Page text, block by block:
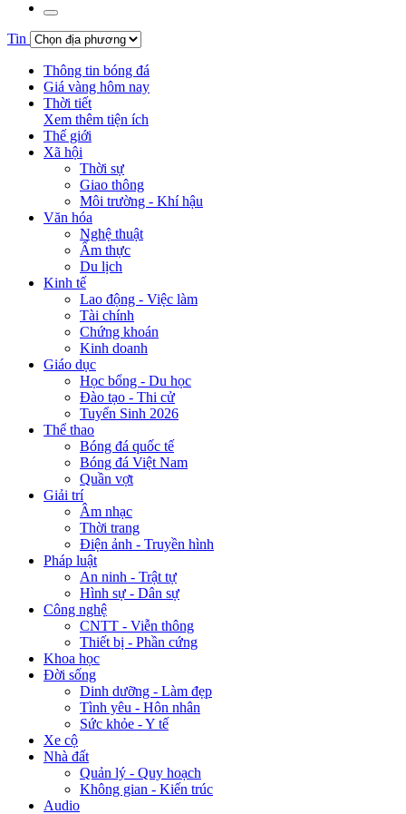
Tin
Thông tin bóng đá
Giá vàng hôm nay
Thời tiết
Xem thêm tiện ích
Thế giới
Xã hội
Thời sự
Giao thông
Môi trường - Khí hậu
Văn hóa
Nghệ thuật
Ẩm thực
Du lịch
Kinh tế
Lao động - Việc làm
Tài chính
Chứng khoán
Kinh doanh
Giáo dục
Học bổng - Du học
Đào tạo - Thi cử
Tuyển Sinh 2026
Thể thao
Bóng đá quốc tế
Bóng đá Việt Nam
Quần vợt
Giải trí
Âm nhạc
Thời trang
Điện ảnh - Truyền hình
Pháp luật
An ninh - Trật tự
Hình sự - Dân sự
Công nghệ
CNTT - Viễn thông
Thiết bị - Phần cứng
Khoa học
Đời sống
Dinh dưỡng - Làm đẹp
Tình yêu - Hôn nhân
Sức khỏe - Y tế
Xe cộ
Nhà đất
Quản lý - Quy hoạch
Không gian - Kiến trúc
Audio